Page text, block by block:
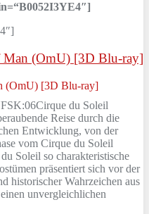
Man (OmU) [3D Blu-ray]
du Soleil
Reise durch die
Entwicklung, von der
vom Cirque du Soleil
Soleil so charakteristische
präsentiert sich vor der
historischer Wahrzeichen aus
unvergleichlichen